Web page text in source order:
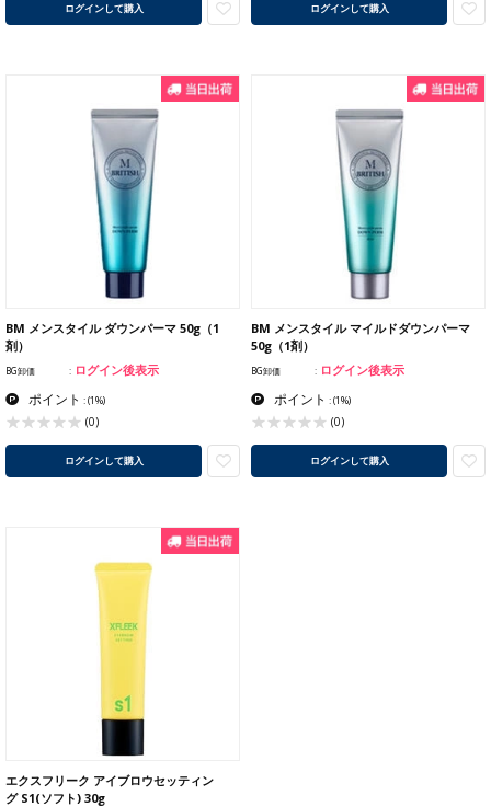
ログインして購入 ログインして購入
BM メンスタイル ダウンパーマ 50g（1
剤）
BG卸価 ログイン後表示
ポイント :(1%)
(0)
ログインして購入
BM メンスタイル マイルドダウンパーマ
50g（1剤）
BG卸価 ログイン後表示
ポイント :(1%)
(0)
ログインして購入
エクスフリーク アイブロウセッティン
グ S1(ソフト) 30g